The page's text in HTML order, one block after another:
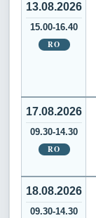
13.08.2026
15.00-16.40
RO
17.08.2026
09.30-14.30
RO
18.08.2026
09.30-14.30